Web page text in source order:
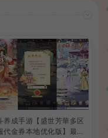
养成手游【盛世芳華多区
代金券本地优化版】最新